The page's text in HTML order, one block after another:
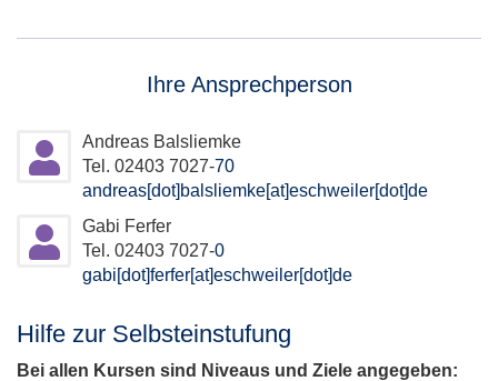
Ihre Ansprechperson
Andreas Balsliemke
Tel. 02403 7027-70
andreas[dot]balsliemke[at]eschweiler[dot]de
Gabi Ferfer
Tel. 02403 7027-0
gabi[dot]ferfer[at]eschweiler[dot]de
Hilfe zur Selbsteinstufung
Bei allen Kursen sind Niveaus und Ziele angegeben: